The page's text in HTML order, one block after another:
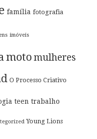
família fotografia
imóveis
moto mulheres
O Processo Criativo
teen trabalho
Young Lions